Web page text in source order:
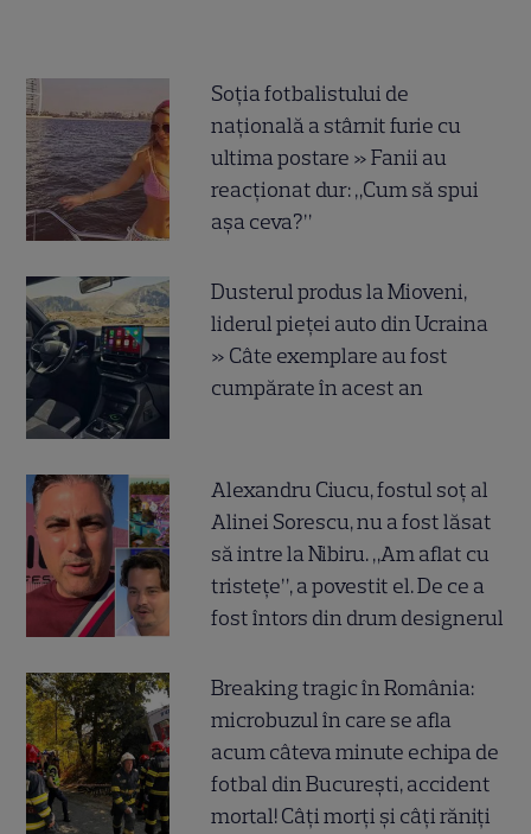
Soția fotbalistului de
națională a stârnit furie cu
ultima postare » Fanii au
reacționat dur: „Cum să spui
așa ceva?”
Dusterul produs la Mioveni,
liderul pieței auto din Ucraina
» Câte exemplare au fost
cumpărate în acest an
Alexandru Ciucu, fostul soț al
Alinei Sorescu, nu a fost lăsat
să intre la Nibiru. „Am aflat cu
tristețe”, a povestit el. De ce a
fost întors din drum designerul
Breaking tragic în România:
microbuzul în care se afla
acum câteva minute echipa de
fotbal din București, accident
mortal! Câți morți și câți răniți